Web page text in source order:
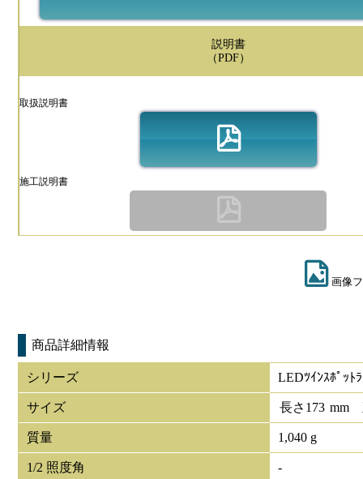
説明書
（PDF）
取扱説明書
施工説明書
画像
商品詳細情報
シリーズ LEDﾂｲﾝｽﾎﾟｯﾄ
サイズ 長さ 173 mm
質量 1,040 g
1/2 照度角 -